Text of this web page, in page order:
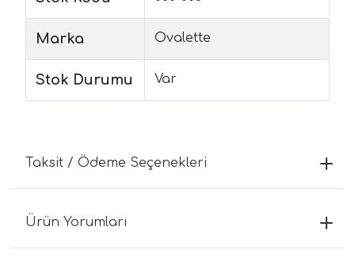
Marka Ovalette
Stok Durumu Var
Taksit / Ödeme Seçenekleri
Ürün Yorumları